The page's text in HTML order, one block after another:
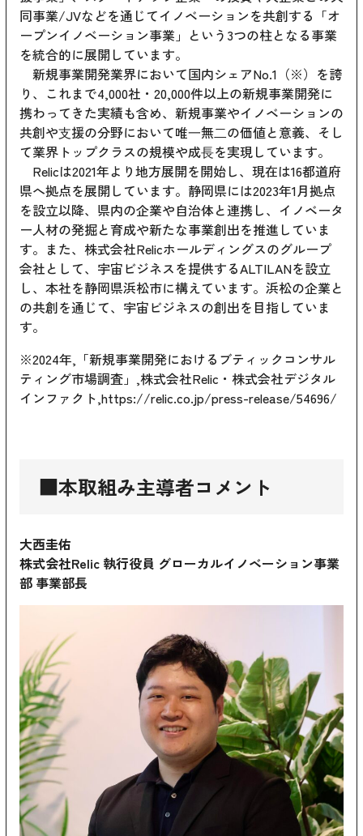
同事業/JVなどを通じてイノベーションを共創する「オ
ープンイノベーション事業」という3つの柱となる事業
を統合的に展開しています。
新規事業開発業界において国内シェアNo.1（※）を誇
り、これまで4,000社・20,000件以上の新規事業開発に
携わってきた実績も含め、新規事業やイノベーションの
共創や⽀援の分野において唯⼀無⼆の価値と意義、そし
て業界トップクラスの規模や成⻑を実現しています。
Relicは2021年より地方展開を開始し、現在は16都道府
県へ拠点を展開しています。静岡県には2023年1月拠点
を設立以降、県内の企業や自治体と連携し、イノベータ
ー人材の発掘と育成や新たな事業創出を推進していま
す。また、株式会社Relicホールディングスのグループ
会社として、宇宙ビジネスを提供するALTILANを設立
し、本社を静岡県浜松市に構えています。浜松の企業と
の共創を通じて、宇宙ビジネスの創出を目指していま
す。
※2024年,「新規事業開発におけるブティックコンサル
ティング市場調査」,株式会社Relic・株式会社デジタル
インファクト,https://relic.co.jp/press-release/54696/
■本取組み主導者コメント
大西圭佑
株式会社Relic 執行役員 グローカルイノベーション事業
部 事業部長